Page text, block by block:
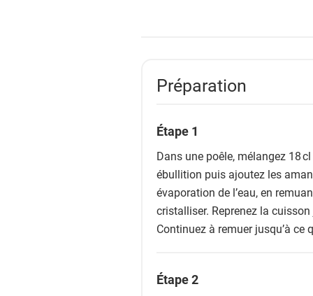
Préparation
Étape 1
Dans une poêle, mélangez 18
ébullition puis ajoutez les
évaporation de l’eau, en
cristalliser. Reprenez la
Continuez à remuer jusqu’à ce
Étape 2